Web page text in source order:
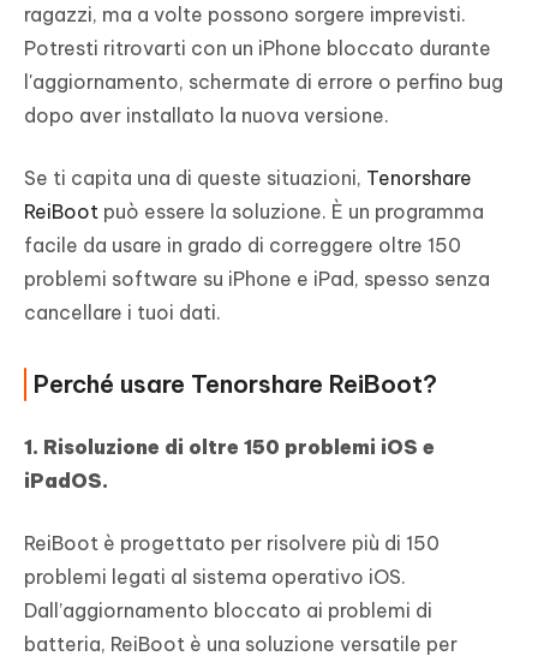
ragazzi, ma a volte possono sorgere imprevisti.
Potresti ritrovarti con un iPhone bloccato durante
l'aggiornamento, schermate di errore o perfino bug
dopo aver installato la nuova versione.
Se ti capita una di queste situazioni, Tenorshare
ReiBoot può essere la soluzione. È un programma
facile da usare in grado di correggere oltre 150
problemi software su iPhone e iPad, spesso senza
cancellare i tuoi dati.
Perché usare Tenorshare ReiBoot?
1. Risoluzione di oltre 150 problemi iOS e
iPadOS.
ReiBoot è progettato per risolvere più di 150
problemi legati al sistema operativo iOS.
Dall’aggiornamento bloccato ai problemi di
batteria, ReiBoot è una soluzione versatile per